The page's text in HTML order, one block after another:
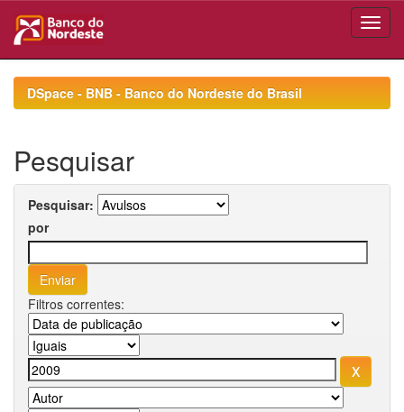
navigationDSpace - BNB - Banco do Nordeste do Brasil
Pesquisar
Pesquisar:
por
Filtros correntes: